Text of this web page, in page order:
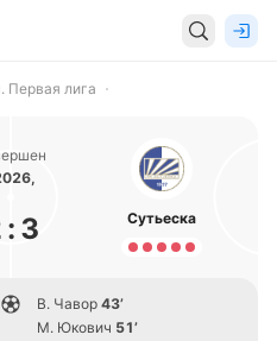
Первая лига
: 3 Сутьеска
В. Чавор 43’
М. Юкович 51’